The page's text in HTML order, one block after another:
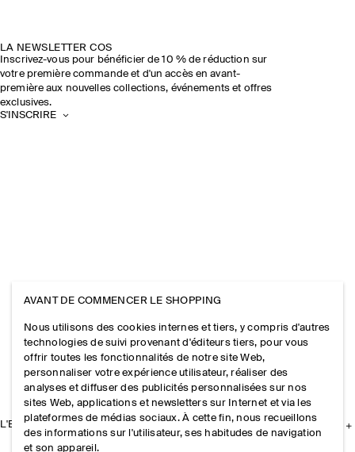
LA NEWSLETTER COS
Inscrivez-vous pour bénéficier de 10 % de réduction sur
votre première commande et d'un accès en avant-
première aux nouvelles collections, événements et offres
exclusives.
S'INSCRIRE
L'ENTREPRISE
AVANT DE COMMENCER LE SHOPPING
Nous utilisons des cookies internes et tiers, y compris d'autres
technologies de suivi provenant d'éditeurs tiers, pour vous
offrir toutes les fonctionnalités de notre site Web,
personnaliser votre expérience utilisateur, réaliser des
analyses et diffuser des publicités personnalisées sur nos
sites Web, applications et newsletters sur Internet et via les
plateformes de médias sociaux. À cette fin, nous recueillons
des informations sur l'utilisateur, ses habitudes de navigation
et son appareil.